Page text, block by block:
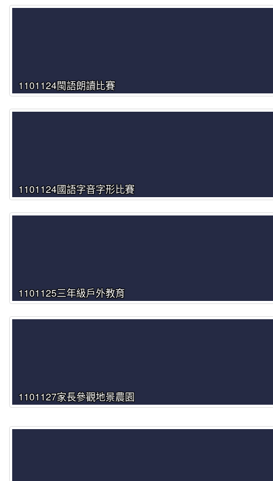
1101124閩語朗讀比賽
1101124國語字音字形比賽
1101125三年級戶外教育
1101127家長參觀地景農園